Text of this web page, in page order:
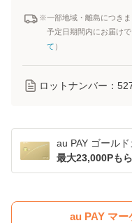
※一部地域・離島につき
予定日期間内にお届け
て ）
ロットナンバー：
au PAY ゴール
最大23,000Pも
au PAY マー